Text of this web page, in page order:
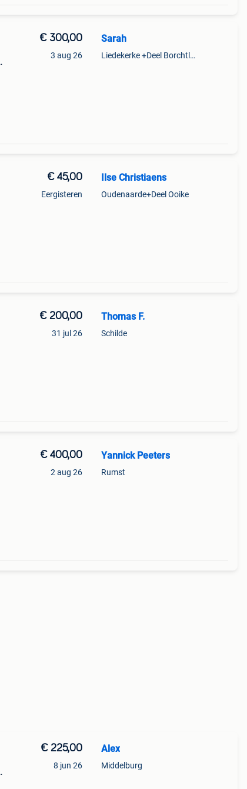
€ 300,00
3 aug 26
Sarah
Liedekerke +Deel Borchtlombeek
€ 45,00
Eergisteren
Ilse Christiaens
Oudenaarde+Deel Ooike
€ 200,00
31 jul 26
Thomas F.
Schilde
€ 400,00
2 aug 26
Yannick Peeters
Rumst
€ 225,00
8 jun 26
Alex
Middelburg